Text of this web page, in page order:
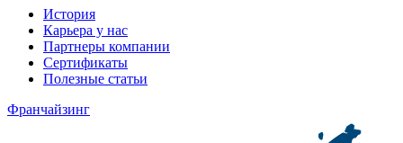
История
Карьера у нас
Партнеры компании
Сертификаты
Полезные статьи
Франчайзинг